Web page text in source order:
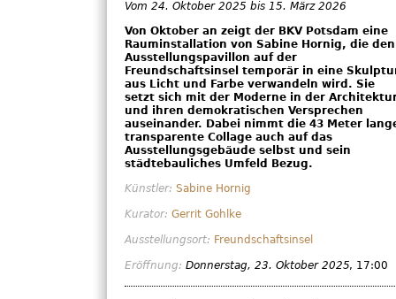
24. Oktober 2025 bis 15. März 2026
Von Oktober an zeigt der BKV Potsdam eine
Rauminstallation von Sabine Hornig, die den
Ausstellungspavillon auf der
Freundschaftsinsel temporär in eine
aus Licht und Farbe verwandeln wird. Sie
setzt sich mit der Moderne in der
und ihren demokratischen Versprechen
auseinander. Dabei nimmt die 43 Meter
transparente Collage auch auf das
Ausstellungsgebäude selbst und sein
städtebauliches Umfeld Bezug.
Künstler: Sabine Hornig
Kurator: Gerrit Gohlke
Ausstellungsort: Freundschaftsinsel
Eröffnung: Donnerstag, 23. Oktober 2025, 17:00